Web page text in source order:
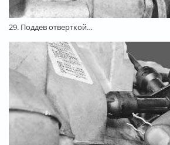
29. Поддев отверткой…